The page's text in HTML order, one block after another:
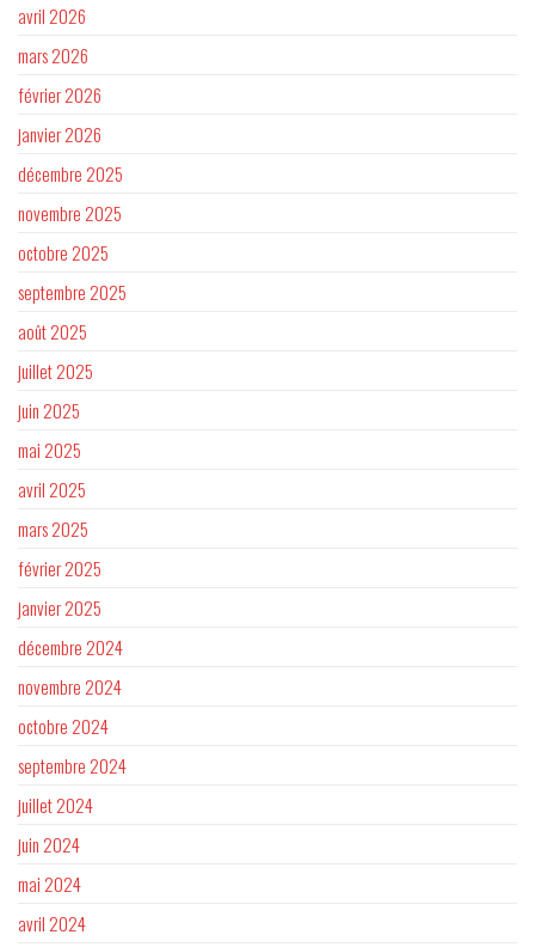
avril 2026
mars 2026
février 2026
janvier 2026
décembre 2025
novembre 2025
octobre 2025
septembre 2025
août 2025
juillet 2025
juin 2025
mai 2025
avril 2025
mars 2025
février 2025
janvier 2025
décembre 2024
novembre 2024
octobre 2024
septembre 2024
juillet 2024
juin 2024
mai 2024
avril 2024